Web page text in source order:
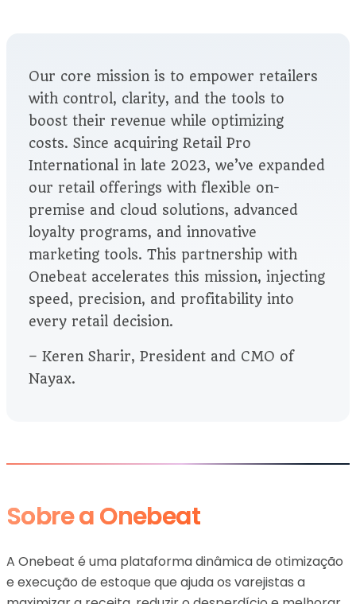
Our core mission is to empower retailers
with control, clarity, and the tools to
boost their revenue while optimizing
costs. Since acquiring Retail Pro
International in late 2023, we’ve expanded
our retail offerings with flexible on-
premise and cloud solutions, advanced
loyalty programs, and innovative
marketing tools. This partnership with
Onebeat accelerates this mission, injecting
speed, precision, and profitability into
every retail decision.
– Keren Sharir, President and CMO of
Nayax.
Sobre a Onebeat
A Onebeat é uma plataforma dinâmica de otimização
e execução de estoque que ajuda os varejistas a